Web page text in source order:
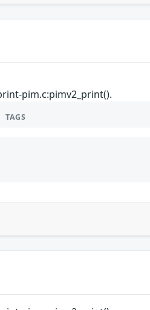
pim.c:pimv2_print().
TAGS